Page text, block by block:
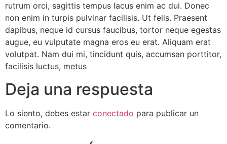
rutrum orci, sagittis tempus lacus enim ac dui. Donec
non enim in turpis pulvinar facilisis. Ut felis. Praesent
dapibus, neque id cursus faucibus, tortor neque egestas
augue, eu vulputate magna eros eu erat. Aliquam erat
volutpat. Nam dui mi, tincidunt quis, accumsan porttitor,
facilisis luctus, metus
Deja una respuesta
Lo siento, debes estar conectado para publicar un
comentario.